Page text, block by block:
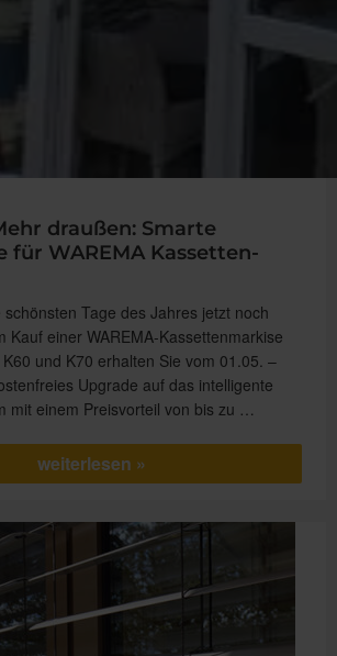
draußen: Smarte
für WAREMA Kassetten-
Tage des Jahres jetzt noch
Kauf einer WAREMA-Kassettenmarkise
und K70 erhalten Sie vom 01.05. –
Upgrade auf das intelligente
mit einem Preisvorteil von bis zu …
„Mehr
drin.
Smarte
Preisvorteile
für
WAREMA
Kassetten-
Markisen“
weiterlesen